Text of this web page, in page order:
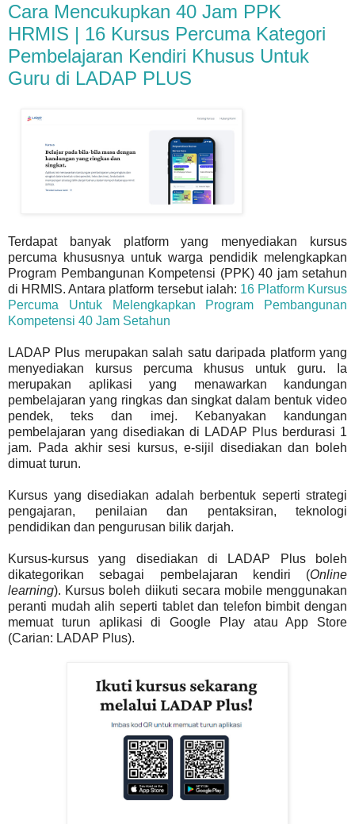
Cara Mencukupkan 40 Jam PPK
HRMIS | 16 Kursus Percuma Kategori
Pembelajaran Kendiri Khusus Untuk
Guru di LADAP PLUS
Terdapat banyak platform yang menyediakan kursus
percuma khususnya untuk warga pendidik melengkapkan
Program Pembangunan Kompetensi (PPK) 40 jam setahun
di HRMIS. Antara platform tersebut ialah: 16 Platform Kursus
Percuma Untuk Melengkapkan Program Pembangunan
Kompetensi 40 Jam Setahun
LADAP Plus merupakan salah satu daripada platform yang
menyediakan kursus percuma khusus untuk guru. Ia
merupakan aplikasi yang menawarkan kandungan
pembelajaran yang ringkas dan singkat dalam bentuk video
pendek, teks dan imej. Kebanyakan kandungan
pembelajaran yang disediakan di LADAP Plus berdurasi 1
jam. Pada akhir sesi kursus, e-sijil disediakan dan boleh
dimuat turun.
Kursus yang disediakan adalah berbentuk seperti strategi
pengajaran, penilaian dan pentaksiran, teknologi
pendidikan dan pengurusan bilik darjah.
Kursus-kursus yang disediakan di LADAP Plus boleh
dikategorikan sebagai pembelajaran kendiri (Online
learning). Kursus boleh diikuti secara mobile menggunakan
peranti mudah alih seperti tablet dan telefon bimbit dengan
memuat turun aplikasi di Google Play atau App Store
(Carian: LADAP Plus).